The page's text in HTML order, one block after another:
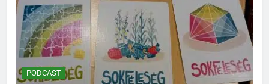
PODCAST